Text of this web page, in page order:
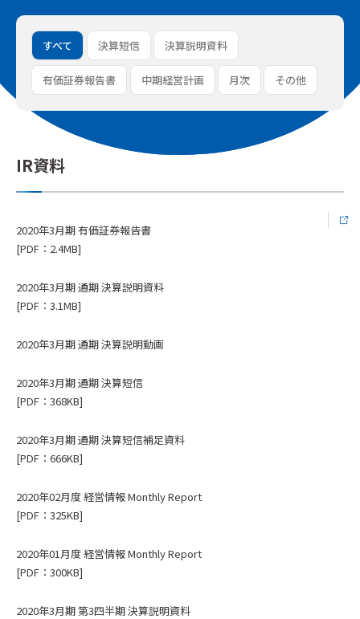
すべて 決算短信 決算説明資料
有価証券報告書 中期経営計画 月次 その他
IR資料
2020年3月期 有価証券報告書
[PDF：2.4MB]
2020年3月期 通期 決算説明資料
[PDF：3.1MB]
2020年3月期 通期 決算説明動画
2020年3月期 通期 決算短信
[PDF：368KB]
2020年3月期 通期 決算短信補足資料
[PDF：666KB]
2020年02月度 経営情報 Monthly Report
[PDF：325KB]
2020年01月度 経営情報 Monthly Report
[PDF：300KB]
2020年3月期 第3四半期 決算説明資料